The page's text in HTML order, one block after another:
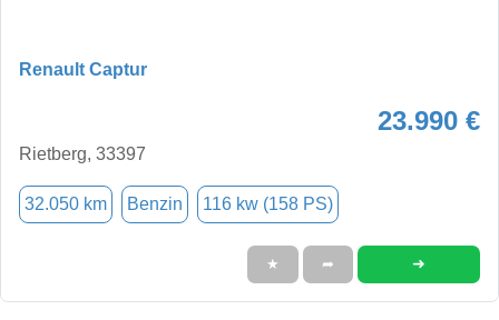
Renault Captur
23.990 €
Rietberg, 33397
32.050 km Benzin 116 kw (158 PS)
★ ➦ ➜